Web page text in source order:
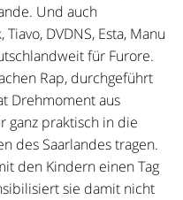
Und auch
DVDNS, Esta, Manu
für Furore.
Rap, durchgeführt
Drehmoment aus
ganz praktisch in die
des Saarlandes tragen.
den Kindern einen Tag
sie damit nicht